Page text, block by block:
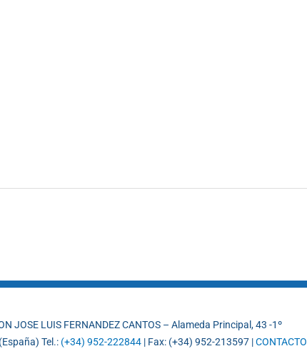
JOSE LUIS FERNANDEZ CANTOS – Alameda Principal, 43 -1º
Tel.: (+34) 952-222844| Fax: (+34) 952-213597 |CONTACTO